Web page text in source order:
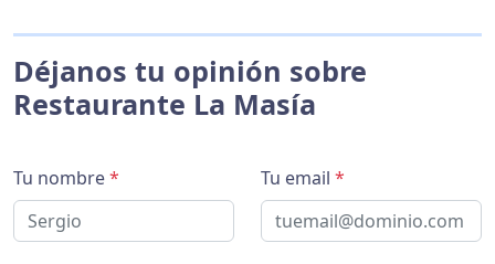
Déjanos tu opinión sobre
Restaurante La Masía
Tu nombre* Tu email *